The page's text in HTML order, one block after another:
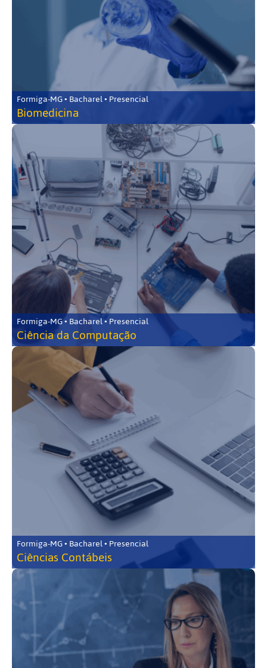
Formiga-MG • Bacharel • Presencial
Biomedicina
Formiga-MG • Bacharel • Presencial
Ciência da Computação
Formiga-MG • Bacharel • Presencial
Ciências Contábeis